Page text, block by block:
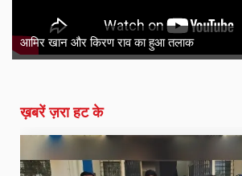
राव का हुआ तलाक
ख़बरें ज़रा हट के